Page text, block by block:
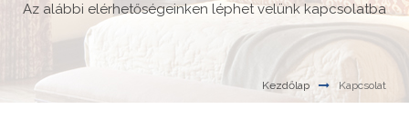
Az alábbi elérhetőségeinken léphet velünk kapcsolatba
Kezdőlap Kapcsolat